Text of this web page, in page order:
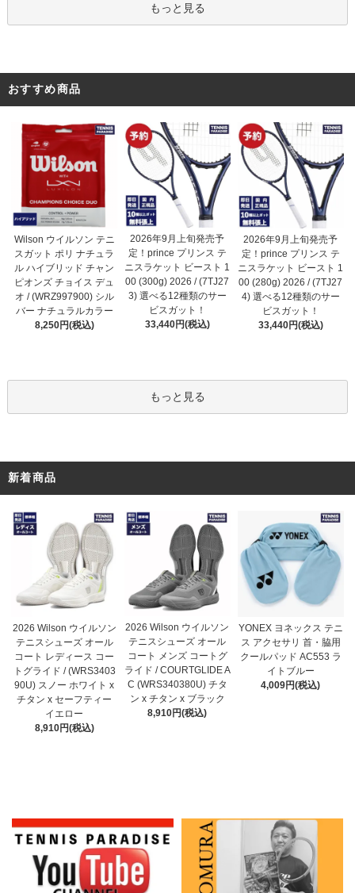
もっと見る
おすすめ商品
Wilson ウイルソン テニ
スガット ポリ ナチュラ
ル ハイブリッド チャン
ピオンズ チョイス デュ
オ / (WRZ997900) シル
バー ナチュラルカラー
8,250円(税込)
2026年9月上旬発売予
定！prince プリンス テ
ニスラケット ビースト 1
00 (300g) 2026 / (7TJ27
3) 選べる12種類のサー
ビスガット！
33,440円(税込)
2026年9月上旬発売予
定！prince プリンス テ
ニスラケット ビースト 1
00 (280g) 2026 / (7TJ27
4) 選べる12種類のサー
ビスガット！
33,440円(税込)
もっと見る
新着商品
2026 Wilson ウイルソン
テニスシューズ オール
コート レディース コー
トグライド / (WRS3403
90U) スノー ホワイト x
チタン x セーフティー
イエロー
8,910円(税込)
2026 Wilson ウイルソン
テニスシューズ オール
コート メンズ コートグ
ライド / COURTGLIDE A
C (WRS340380U) チタ
ン x チタン x ブラック
8,910円(税込)
YONEX ヨネックス テニ
ス アクセサリ 首・脇用
クールパッド AC553 ラ
イトブルー
4,009円(税込)